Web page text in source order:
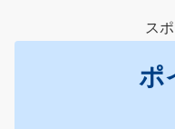
ス
ポ